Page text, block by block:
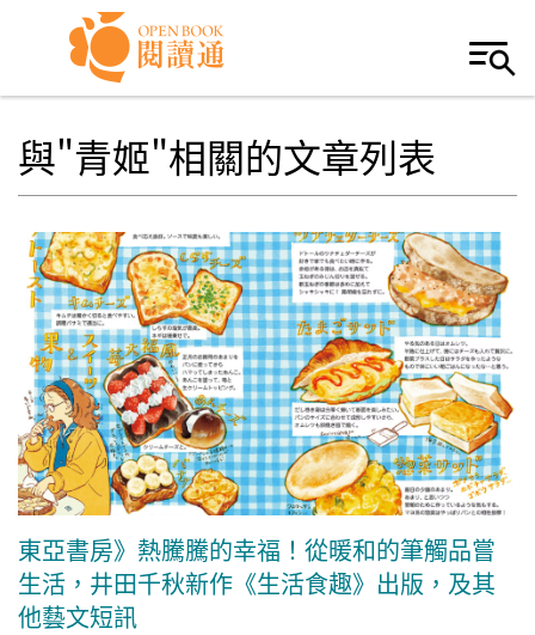
Skip to navigation
移至主內容
與"青姬"相關的文章列表
東亞書房》熱騰騰的幸福！從暖和的筆觸品嘗
生活，井田千秋新作《生活食趣》出版，及其
他藝文短訊